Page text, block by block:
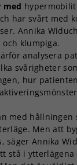
med
har svårt med
Annika
klumpiga.
analysera
svårigheter
hur
med
Men att
säger Annika
stå i